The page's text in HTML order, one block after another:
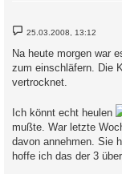
B
e
t
r
a
g
25.03.2008, 13:12
Na heute morgen war
zum einschläfern. Die
vertrocknet.
Ich könnt echt heulen
mußte. War letzte
davon annehmen. Sie
hoffe ich das der 3